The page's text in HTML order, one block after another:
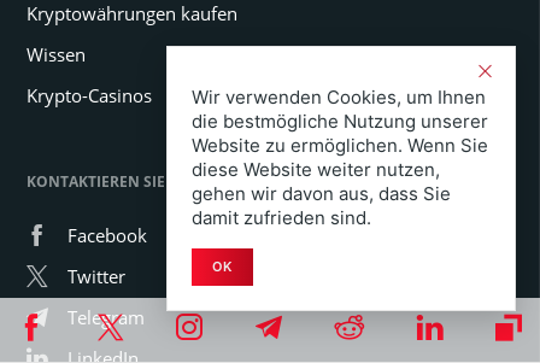
Kryptowährungen kaufen
Wissen
Krypto-Casinos
KONTAKTIEREN SIE UNS
Facebook
Twitter
Telegram
Wir verwenden Cookies, um Ihnen
die bestmögliche Nutzung unserer
Website zu ermöglichen. Wenn Sie
diese Website weiter nutzen,
gehen wir davon aus, dass Sie
damit zufrieden sind.
OK